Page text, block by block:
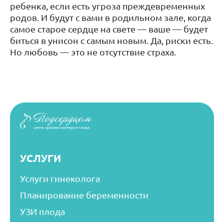
ребенка, если есть угроза преждевременных
родов. И будут с вами в родильном зале, когда
самое старое сердце на свете — ваше — будет
биться в унисон с самым новым. Да, риски есть.
Но любовь — это не отсутствие страха.
УСЛУГИ
Услуги гинеколога
Планирование беременности
УЗИ плода